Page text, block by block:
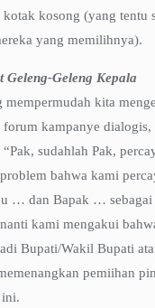
kotak kosong (yang tentu
yang memilihnya).
Geleng-Geleng Kepala
mempermudah kita
kampanye dialogis,
sudahlah Pak,
bahwa kami
… dan Bapak … sebagai
kami mengakui
Bupati/Wakil Bupati
pemiihan
ini.